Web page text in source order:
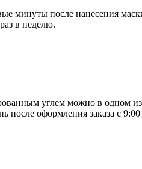
минуты после нанесения
в неделю.
углем можно в одном
оформления заказа с